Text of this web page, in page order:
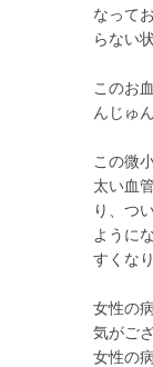
なって
らない
このお
んじゅ
この微
太い血
り、つ
ように
すくな
女性の
気がご
女性の